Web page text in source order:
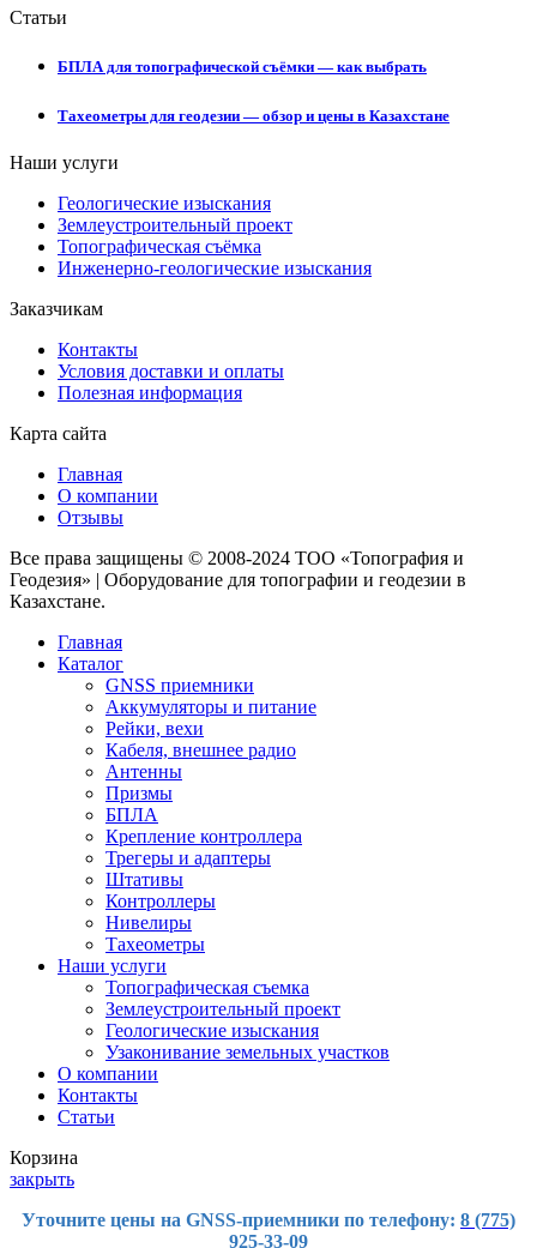
Статьи
БПЛА для топографической съёмки — как выбрать
Тахеометры для геодезии — обзор и цены в Казахстане
Наши услуги
Геологические изыскания
Землеустроительный проект
Топографическая съёмка
Инженерно-геологические изыскания
Заказчикам
Контакты
Условия доставки и оплаты
Полезная информация
Карта сайта
Главная
О компании
Отзывы
Все права защищены © 2008-2024 ТОО «Топография и
Геодезия» | Оборудование для топографии и геодезии в
Казахстане.
Главная
Каталог
GNSS приемники
Аккумуляторы и питание
Рейки, вехи
Кабеля, внешнее радио
Антенны
Призмы
БПЛА
Крепление контроллера
Трегеры и адаптеры
Штативы
Контроллеры
Нивелиры
Тахеометры
Наши услуги
Топографическая съемка
Землеустроительный проект
Геологические изыскания
Узаконивание земельных участков
О компании
Контакты
Статьи
Корзина
закрыть
Уточните цены на GNSS-приемники по телефону: 8 (775)
925-33-09